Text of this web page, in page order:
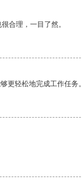
合理，一目了然。
更轻松地完成工作任务。